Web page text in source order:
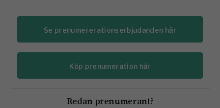
Se prenumererationserbjudanden här
Köp prenumeration här
Redan prenumerant?